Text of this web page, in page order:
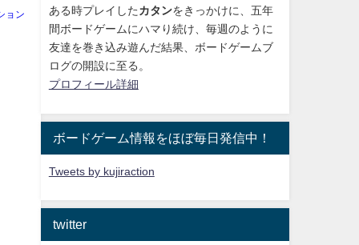
ョン
ある時プレイした カタンをきっかけに、 五年
間ボードゲームにハマり続け 、毎週のように
友達を巻き込み遊んだ結果、ボードゲームブ
ログの開設に至る。
プロフィール詳細
ボードゲーム情報をほぼ毎日発信中！
Tweets by kujiraction
twitter